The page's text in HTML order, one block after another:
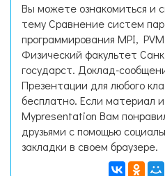
Вы можете ознакомиться и
тему Сравнение систем
программирования MPI,
Физический факультет
государст. Доклад-
Презентации для любого
бесплатно. Если материал
Mypresentation Вам
друзьями с помощью
закладки в своем браузере.